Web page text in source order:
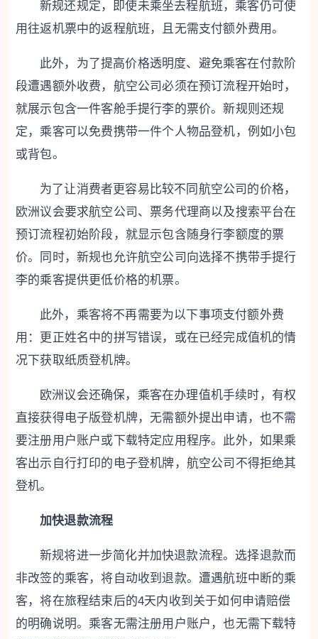
新规还规定，即使未乘坐去程航班，乘客仍可使
用往返机票中的返程航班，且无需支付额外费用。
此外，为了提高价格透明度、避免乘客在付款阶
段遭遇额外收费，航空公司必须在预订流程开始时，
就展示包含一件客舱手提行李的票价。新规则还规
定，乘客可以免费携带一件个人物品登机，例如小包
或背包。
为了让消费者更容易比较不同航空公司的价格，
欧洲议会要求航空公司、票务代理商以及搜索平台在
预订流程初始阶段，就显示包含随身行李额度的票
价。同时，新规也允许航空公司向选择不携带手提行
李的乘客提供更低价格的机票。
此外，乘客将不再需要为以下事项支付额外费
用：更正姓名中的拼写错误，或在已经完成值机的情
况下获取纸质登机牌。
欧洲议会还确保，乘客在办理值机手续时，有权
直接获得电子版登机牌，无需额外提出申请，也不需
要注册用户账户或下载特定应用程序。 此外，如果乘
客出示自行打印的电子登机牌 ，航空公司不得拒绝其
登机。
加快退款流程
新规将进一步简化并加快退款流程。选择退款而
非改签的乘客，将自动收到退款。遭遇航班中断的乘
客，将在旅程结束后的4天内收到关于如何申请赔偿
的明确说明。乘客无需注册用户账户，也无需下载特